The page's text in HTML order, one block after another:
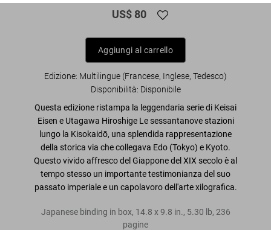
US$ 80
Aggiungi al carrello
Edizione: Multilingue (Francese, Inglese, Tedesco)
Disponibilità: Disponibile
Questa edizione ristampa la leggendaria serie di Keisai
Eisen e Utagawa Hiroshige Le sessantanove stazioni
lungo la Kisokaidō, una splendida rappresentazione
della storica via che collegava Edo (Tokyo) e Kyoto.
Questo vivido affresco del Giappone del XIX secolo è al
tempo stesso un importante testimonianza del suo
passato imperiale e un capolavoro dell'arte xilografica.
Japanese binding in box, 14.8 x9.8 in., 5.30 lb, 236
pagine